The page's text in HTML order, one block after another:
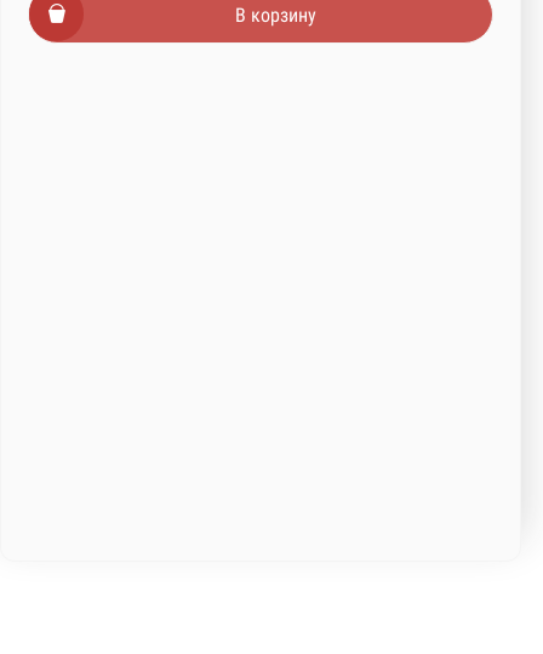
В корзину